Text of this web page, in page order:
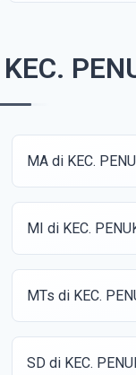
MA di KEC.
MI di KEC.
MTs di KEC.
SD di KEC.